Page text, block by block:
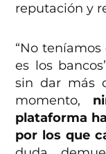
reputación y
“No
es los
sin dar más
momento,
plataforma
por los que